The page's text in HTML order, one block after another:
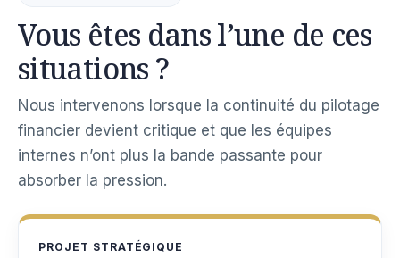
Vous êtes dans l’une de ces
situations ?
Nous intervenons lorsque la continuité du pilotage
financier devient critique et que les équipes
internes n’ont plus la bande passante pour
absorber la pression.
PROJET STRATÉGIQUE